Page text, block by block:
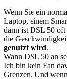
Wenn Sie ein
Laptop, einem
dann ist DSL 50 oft
die
genutzt wird.
Wann DSL 50 an
Ich bin kein Fan
Grenzen. Und